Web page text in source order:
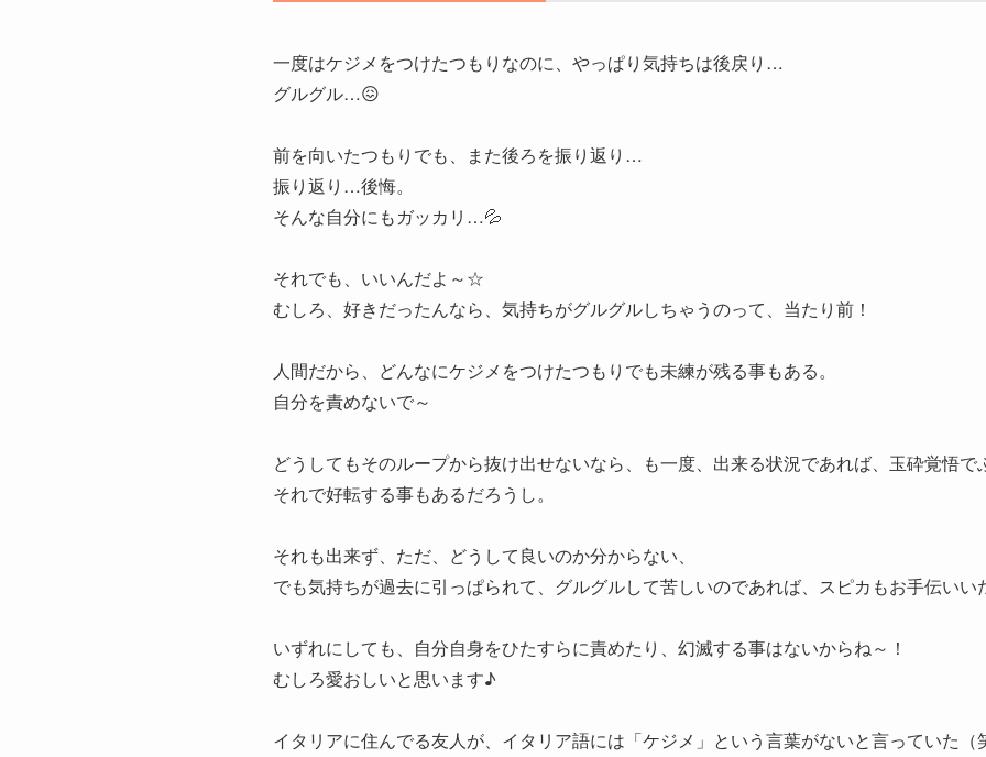
一度はケジメをつけたつもりなのに、やっぱり気持ちは後戻り…
グルグル…😖
前を向いたつもりでも、また後ろを振り返り…
振り返り…後悔。
そんな自分にもガッカリ…💦
それでも、いいんだよ～☆
むしろ、好きだったんなら、気持ちがグルグルしちゃうのって、当たり前！
人間だから、どんなにケジメをつけたつもりでも未練が残る事もある。
自分を責めないで～
どうしてもそのループから抜け出せないなら、も一度、出来る状況であれば、玉砕覚悟で
それで好転する事もあるだろうし。
それも出来ず、ただ、どうして良いのか分からない、
でも気持ちが過去に引っぱられて、グルグルして苦しいのであれば、スピカもお手伝いい
いずれにしても、自分自身をひたすらに責めたり、幻滅する事はないからね～！
むしろ愛おしいと思います♪
イタリアに住んでる友人が、イタリア語には「ケジメ」という言葉がないと言っていた（